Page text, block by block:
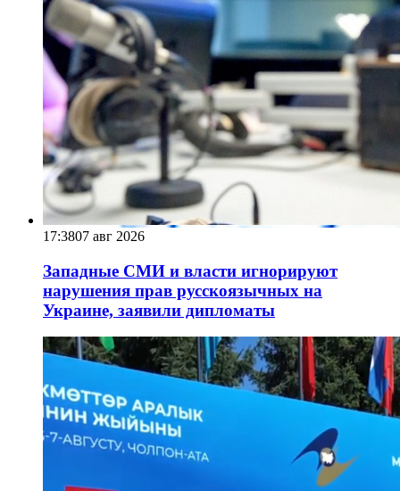
17:3807 авг 2026
Западные СМИ и власти игнорируют
нарушения прав русскоязычных на
Украине, заявили дипломаты